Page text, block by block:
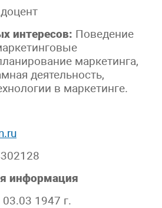
доцент
интересов: Поведение
маркетинга,
деятельность,
в маркетинге.
информация
1947 г.